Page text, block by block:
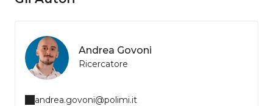
Andrea Govoni
Ricercatore
andrea.govoni@polimi.it